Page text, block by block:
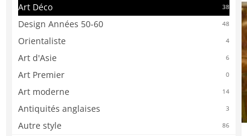
Art Déco 38
Design Années 50-60 48
Orientaliste 4
Art d'Asie 6
Art Premier 0
Art moderne 14
Antiquités anglaises 3
Autre style 86